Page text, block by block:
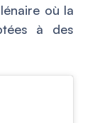
où la
à des